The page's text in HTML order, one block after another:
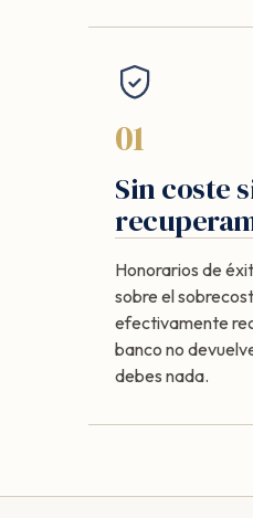
01
Sin coste
Honorarios de
sobre el
efectivamente
banco no
debes nada.